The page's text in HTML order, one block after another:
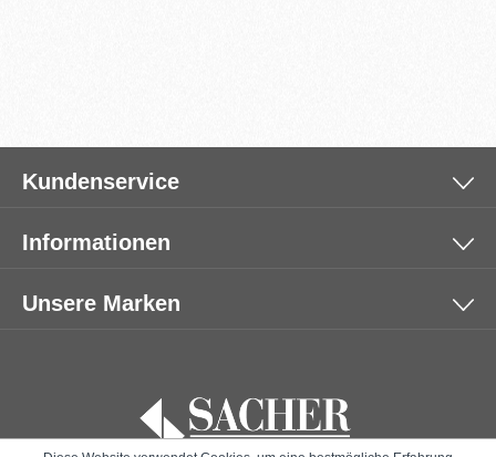
Kundenservice
Informationen
Unsere Marken